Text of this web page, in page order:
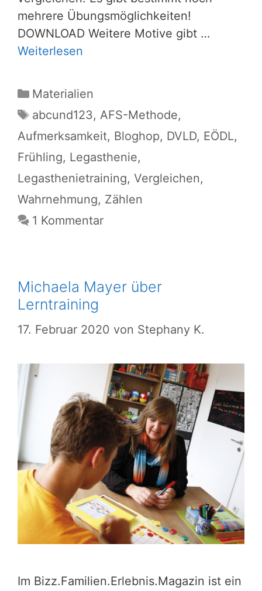
mehrere Übungsmöglichkeiten!
DOWNLOAD Weitere Motive gibt …
Weiterlesen
Kategorien
Materialien
Schlagwörter
abcund123, AFS-Methode,
Aufmerksamkeit, Bloghop, DVLD, EÖDL,
Frühling, Legasthenie,
Legasthenietraining, Vergleichen,
Wahrnehmung, Zählen
1 Kommentar
Michaela Mayer über
Lerntraining
17. Februar 2020 von Stephany K.
Im Bizz.Familien.Erlebnis.Magazin ist ein